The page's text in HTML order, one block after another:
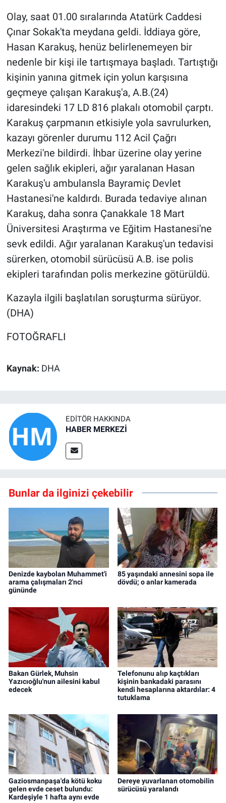
Olay, saat 01.00 sıralarında Atatürk Caddesi
Çınar Sokak'ta meydana geldi. İddiaya göre,
Hasan Karakuş, henüz belirlenemeyen bir
nedenle bir kişi ile tartışmaya başladı. Tartıştığı
kişinin yanına gitmek için yolun karşısına
geçmeye çalışan Karakuş'a, A.B.(24)
idaresindeki 17 LD 816 plakalı otomobil çarptı.
Karakuş çarpmanın etkisiyle yola savrulurken,
kazayı görenler durumu 112 Acil Çağrı
Merkezi'ne bildirdi. İhbar üzerine olay yerine
gelen sağlık ekipleri, ağır yaralanan Hasan
Karakuş'u ambulansla Bayramiç Devlet
Hastanesi'ne kaldırdı. Burada tedaviye alınan
Karakuş, daha sonra Çanakkale 18 Mart
Üniversitesi Araştırma ve Eğitim Hastanesi'ne
sevk edildi. Ağır yaralanan Karakuş'un tedavisi
sürerken, otomobil sürücüsü A.B. ise polis
ekipleri tarafından polis merkezine götürüldü.
Kazayla ilgili başlatılan soruşturma sürüyor.
(DHA)
FOTOĞRAFLI
Kaynak: DHA
EDITÖR HAKKINDA
HABER MERKEZİ
Bunlar da ilginizi çekebilir
Denizde kaybolan Muhammet'i
arama çalışmaları 2'nci
gününde
85 yaşındaki annesini sopa ile
dövdü; o anlar kamerada
Bakan Gürlek, Muhsin
Yazıcıoğlu'nun ailesini kabul
edecek
Telefonunu alıp kaçtıkları
kişinin bankadaki parasını
kendi hesaplarına aktardılar: 4
tutuklama
Gaziosmanpaşa'da kötü koku
gelen evde ceset bulundu:
Kardeşiyle 1 hafta aynı evde
Dereye yuvarlanan otomobilin
sürücüsü yaralandı